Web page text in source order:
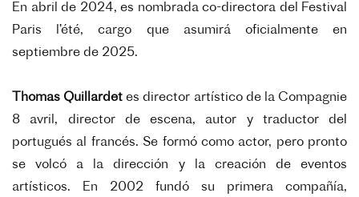
En abril de 2024, es nombrada co-directora del Festival
Paris l’été, cargo que asumirá oficialmente en
septiembre de 2025.
Thomas Quillardet es director artístico de la Compagnie
8 avril, director de escena, autor y traductor del
portugués al francés. Se formó como actor, pero pronto
se volcó a la dirección y la creación de eventos
artísticos. En 2002 fundó su primera compañía,